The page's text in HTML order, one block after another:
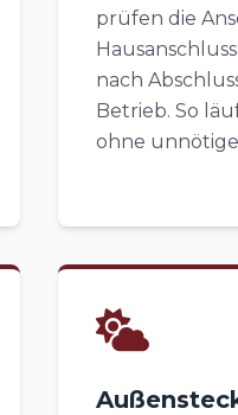
prüfen die
nach
Betrieb. So
ohne